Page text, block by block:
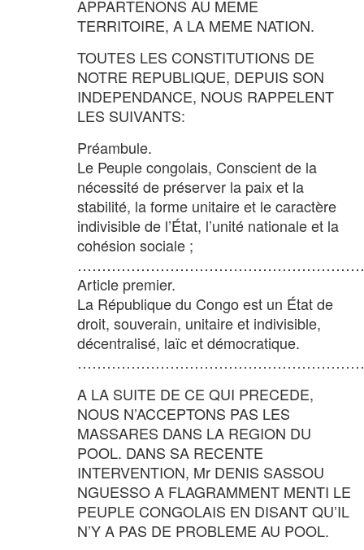
APPARTENONS AU MEME
TERRITOIRE, A LA MEME NATION.
TOUTES LES CONSTITUTIONS DE
NOTRE REPUBLIQUE, DEPUIS SON
INDEPENDANCE, NOUS RAPPELENT
LES SUIVANTS:
Préambule.
Le Peuple congolais, Conscient de la
nécessité de préserver la paix et la
stabilité, la forme unitaire et le caractère
indivisible de l’État, l’unité nationale et la
cohésion sociale ;
Article premier.
La République du Congo est un État de
droit, souverain, unitaire et indivisible,
décentralisé, laïc et démocratique.
A LA SUITE DE CE QUI PRECEDE,
NOUS N’ACCEPTONS PAS LES
MASSARES DANS LA REGION DU
POOL. DANS SA RECENTE
INTERVENTION, Mr DENIS SASSOU
NGUESSO A FLAGRAMMENT MENTI LE
PEUPLE CONGOLAIS EN DISANT QU’IL
N’Y A PAS DE PROBLEME AU POOL.